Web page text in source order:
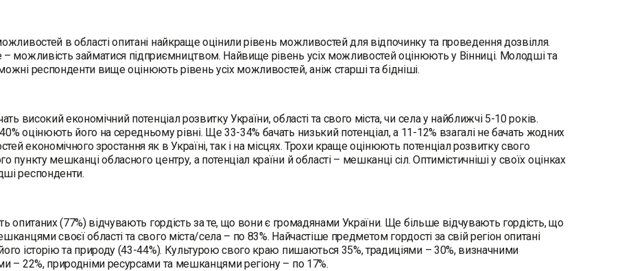
в області опитані найкраще оцінили рівень можливостей для відпочинку та проведення дозвілля.
– можливість займатися підприємництвом. Найвище рівень усіх можливостей оцінюють у Вінниці. Молодші та
респонденти вище оцінюють рівень усіх можливостей, аніж старші та бідніші.
високий економічний потенціал розвитку України, області та свого міста, чи села у найближчі 5-10 років.
оцінюють його на середньому рівні. Ще 33-34% бачать низький потенціал, а 11-12% взагалі не бачать жодних
економічного зростання як в Україні, так і на місцях. Трохи краще оцінюють потенціал розвитку свого
пункту мешканці обласного центру, а потенціал країни й області – мешканці сіл. Оптимістичніші у своїх оцінках
респонденти.
опитаних (77%) відчувають гордість за те, що вони є громадянами України. Ще більше відчувають гордість, що
своєї області та свого міста/села – по 83%. Найчастіше предметом гордості за свій регіон опитані
історію та природу (43-44%). Культурою свого краю пишаються 35%, традиціями – 30%, визначними
– 22%, природніми ресурсами та мешканцями регіону – по 17%.